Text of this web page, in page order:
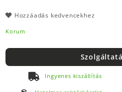
Hozzáadás kedvencekhez
Korum
Ingyenes kiszállítás